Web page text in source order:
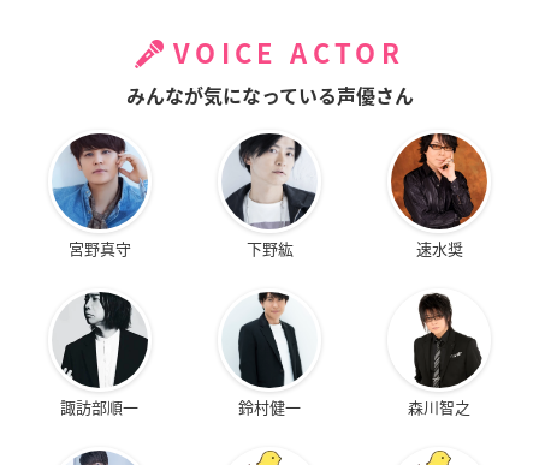
VOICE ACTOR
みんなが気になっている声優さん
宮野真守 下野紘 速水奨
諏訪部順一 鈴村健一 森川智之